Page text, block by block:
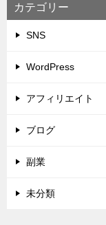
カテゴリー
SNS
WordPress
アフィリエイト
ブログ
副業
未分類